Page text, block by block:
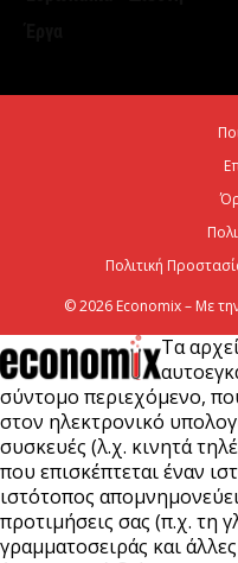
περισσότερο από
Όμιλος ΑΒΑΞ:
παραγωγής
5 Αυγούστου 2026
Πολιτική
© 2026 Economix – Με
Τα
σύντομο περιεχόμενο,
στον ηλεκτρονικό
συσκευές (λ.χ. κινητά
που επισκέπτεται έναν
ιστότοπος απομνημονεύει
προτιμήσεις σας (π.χ. τη
γραμματοσειράς και